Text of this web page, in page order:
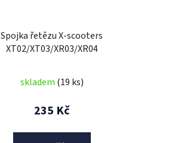
Spojka řetězu X-scooters
XT02/XT03/XR03/XR04
skladem (19 ks)
235 Kč